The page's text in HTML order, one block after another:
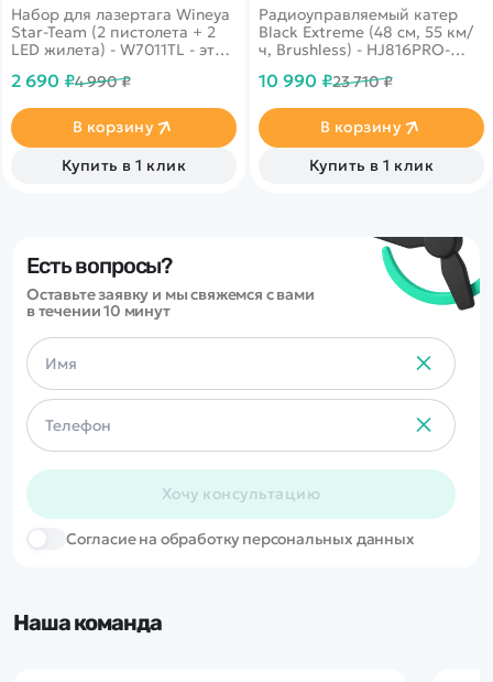
Набор для лазертага Wineya
Star-Team (2 пистолета + 2
LED жилета) - W7011TL - это
жилетов предназначен для
2 690 ₽4 990 ₽
В корзину
Купить в 1 клик
Радиоуправляемый катер
Black Extreme (48 см, 55 км/
ч, Brushless) - HJ816PRO-
компактная, мобильная,
даже тех, кто был далек от
мира радиоуправляемой
техники.
10 990 ₽23 710 ₽
В корзину
Купить в 1 клик
Есть вопросы?
Оставьте заявку и мы свяжемся с вами
в течении 10 минут
Хочу консультацию
Cогласие на обработку персональных данных
Наша команда